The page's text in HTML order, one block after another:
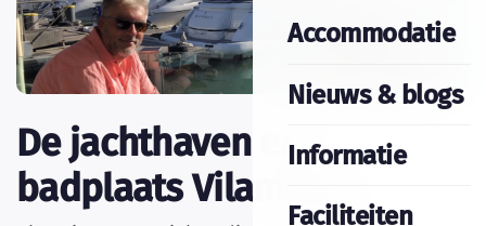
Accommodatie
Nieuws & blogs
Informatie
Faciliteiten
De jachthaven en
badplaats Vilamoura